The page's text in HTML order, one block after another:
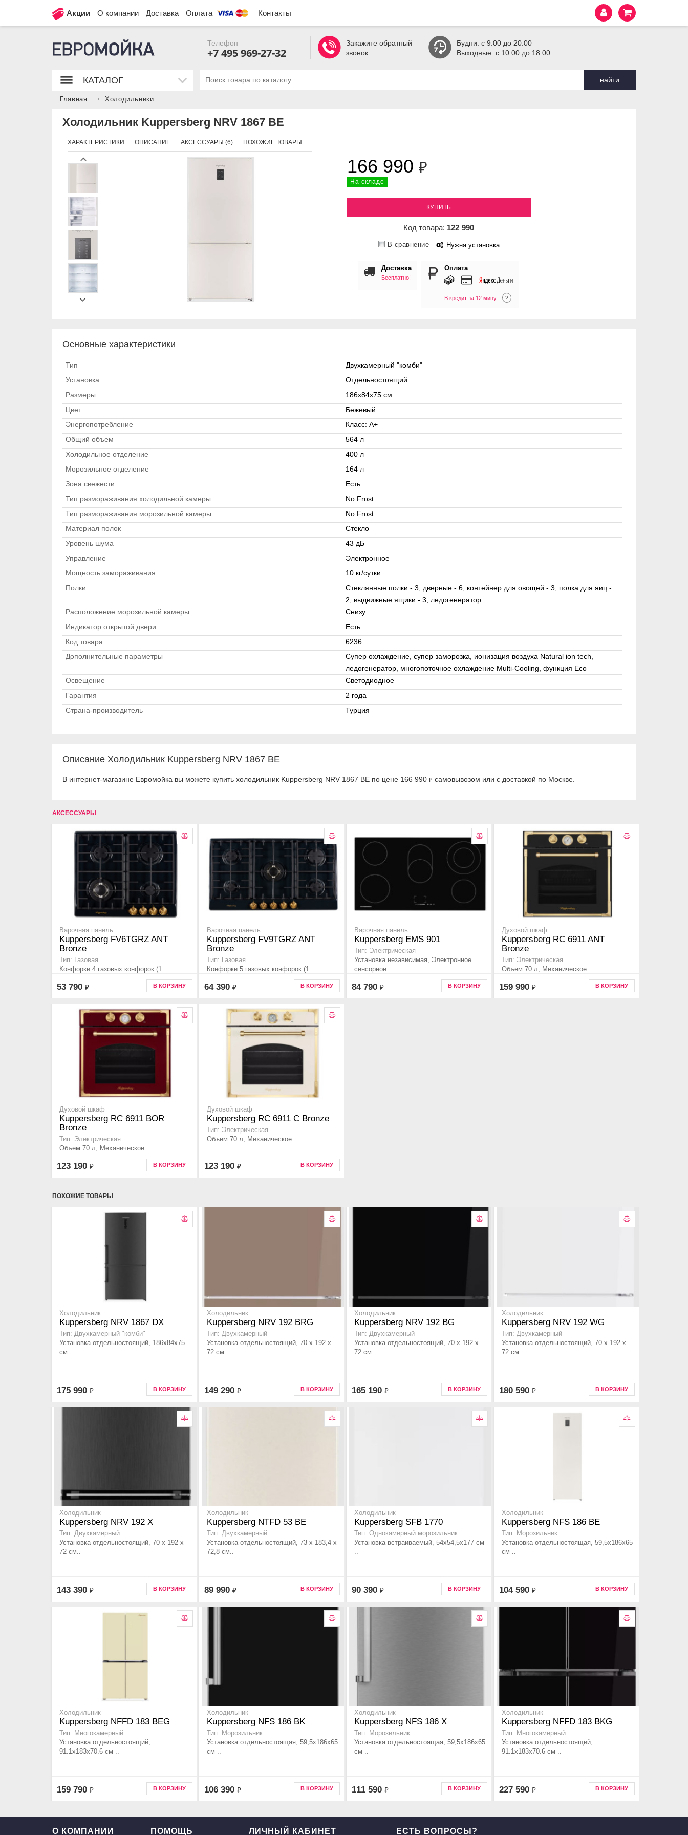
Акции О компании Доставка Оплата Контакты
Телефон
+7 495 969-27-32
Закажите обратный
звонок
Будни: с 9:00 до 20:00
Выходные: с 10:00 до 18:00
найти
КАТАЛОГ
Главная Холодильники
Холодильник Kuppersberg NRV 1867 BE
ХАРАКТЕРИСТИКИ ОПИСАНИЕ АКСЕССУАРЫ (6) ПОХОЖИЕ ТОВАРЫ
166 990 ₽
На складе
КУПИТЬ
Код товара: 122 990
В сравнение Нужна установка
Доставка
Бесплатно!
Оплата
В кредит за 12 минут ?
Основные характеристики
Тип
Двухкамерный "комби"
Установка
Отдельностоящий
Размеры
186х84х75 см
Цвет
Бежевый
Энергопотребление
Класс: A+
Общий объем
564 л
Холодильное отделение
400 л
Морозильное отделение
164 л
Зона свежести
Есть
Тип размораживания холодильной камеры
No Frost
Тип размораживания морозильной камеры
No Frost
Материал полок
Стекло
Уровень шума
43 дБ
Управление
Электронное
Мощность замораживания
10 кг/сутки
Полки
Стеклянные полки - 3, дверные - 6, контейнер для овощей - 3, полка для яиц -
2, выдвижные ящики - 3, ледогенератор
Расположение морозильной камеры
Снизу
Индикатор открытой двери
Есть
Код товара
6236
Дополнительные параметры
Супер охлаждение, супер заморозка, ионизация воздуха Natural ion tech,
ледогенератор, многопоточное охлаждение Multi-Cooling, функция Eco
Освещение
Светодиодное
Гарантия
2 года
Страна-производитель
Турция
Описание Холодильник Kuppersberg NRV 1867 BE
В интернет-магазине Евромойка вы можете купить холодильник Kuppersberg NRV 1867 BE по цене 166 990 ₽ самовывозом или с доставкой по Москве.
АКСЕССУАРЫ
Варочная панель
Kuppersberg FV6TGRZ ANT
Bronze
Тип: Газовая
Конфорки 4 газовых конфорок (1
конфорка повышенной мощности),
Независимая
53 790 ₽ В КОРЗИНУ
Варочная панель
Kuppersberg FV9TGRZ ANT
Bronze
Тип: Газовая
Конфорки 5 газовых конфорок (1
конфорка повышенной мощности),
Независимая
64 390 ₽ В КОРЗИНУ
Варочная панель
Kuppersberg EMS 901
Тип: Электрическая
Установка независимая, Электронное
сенсорное
84 790 ₽ В КОРЗИНУ
Духовой шкаф
Kuppersberg RC 6911 ANT
Bronze
Тип: Электрическая
Объем 70 л, Механическое
159 990 ₽ В КОРЗИНУ
Духовой шкаф
Kuppersberg RC 6911 BOR
Bronze
Тип: Электрическая
Объем 70 л, Механическое
123 190 ₽ В КОРЗИНУ
Духовой шкаф
Kuppersberg RC 6911 C Bronze
Тип: Электрическая
Объем 70 л, Механическое
123 190 ₽ В КОРЗИНУ
ПОХОЖИЕ ТОВАРЫ
Холодильник
Kuppersberg NRV 1867 DX
Тип: Двухкамерный "комби"
Установка отдельностоящий, 186х84х75
см ..
175 990 ₽ В КОРЗИНУ
Холодильник
Kuppersberg NRV 192 BRG
Тип: Двухкамерный
Установка отдельностоящий, 70 x 192 x
72 см..
149 290 ₽ В КОРЗИНУ
Холодильник
Kuppersberg NRV 192 BG
Тип: Двухкамерный
Установка отдельностоящий, 70 x 192 x
72 см..
165 190 ₽ В КОРЗИНУ
Холодильник
Kuppersberg NRV 192 WG
Тип: Двухкамерный
Установка отдельностоящий, 70 x 192 x
72 см..
180 590 ₽ В КОРЗИНУ
Холодильник
Kuppersberg NRV 192 X
Тип: Двухкамерный
Установка отдельностоящий, 70 x 192 x
72 см..
143 390 ₽ В КОРЗИНУ
Холодильник
Kuppersberg NTFD 53 BE
Тип: Двухкамерный
Установка отдельностоящий, 73 x 183,4 x
72,8 см..
89 990 ₽ В КОРЗИНУ
Холодильник
Kuppersberg SFB 1770
Тип: Однокамерный морозильник
Установка встраиваемый, 54x54,5x177 см
..
90 390 ₽ В КОРЗИНУ
Холодильник
Kuppersberg NFS 186 BE
Тип: Морозильник
Установка отдельностоящая, 59,5x186x65
см ..
104 590 ₽ В КОРЗИНУ
Холодильник
Kuppersberg NFFD 183 BEG
Тип: Многокамерный
Установка отдельностоящий,
91.1х183х70.6 см ..
159 790 ₽ В КОРЗИНУ
Холодильник
Kuppersberg NFS 186 BK
Тип: Морозильник
Установка отдельностоящая, 59,5x186x65
см ..
106 390 ₽ В КОРЗИНУ
Холодильник
Kuppersberg NFS 186 X
Тип: Морозильник
Установка отдельностоящая, 59,5x186x65
см ..
111 590 ₽ В КОРЗИНУ
Холодильник
Kuppersberg NFFD 183 BKG
Тип: Многокамерный
Установка отдельностоящий,
91.1х183х70.6 см ..
227 590 ₽ В КОРЗИНУ
О КОМПАНИИ ПОМОЩЬ ЛИЧНЫЙ КАБИНЕТ ЕСТЬ ВОПРОСЫ?